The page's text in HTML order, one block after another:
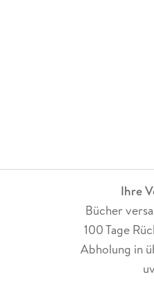
Ihre
Bücher
100 Tage
Abholung in